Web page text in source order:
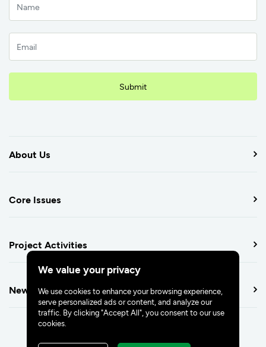
Submit
About Us
Core Issues
Project Activities
Newsroom
We value your privacy
We use cookies to enhance your browsing experience,
serve personalized ads or content, and analyze our
traffic. By clicking "Accept All", you consent to our use
cookies.